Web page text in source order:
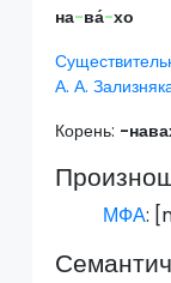
на-ва́-хо
А. А.
Корень: -
МФА: [